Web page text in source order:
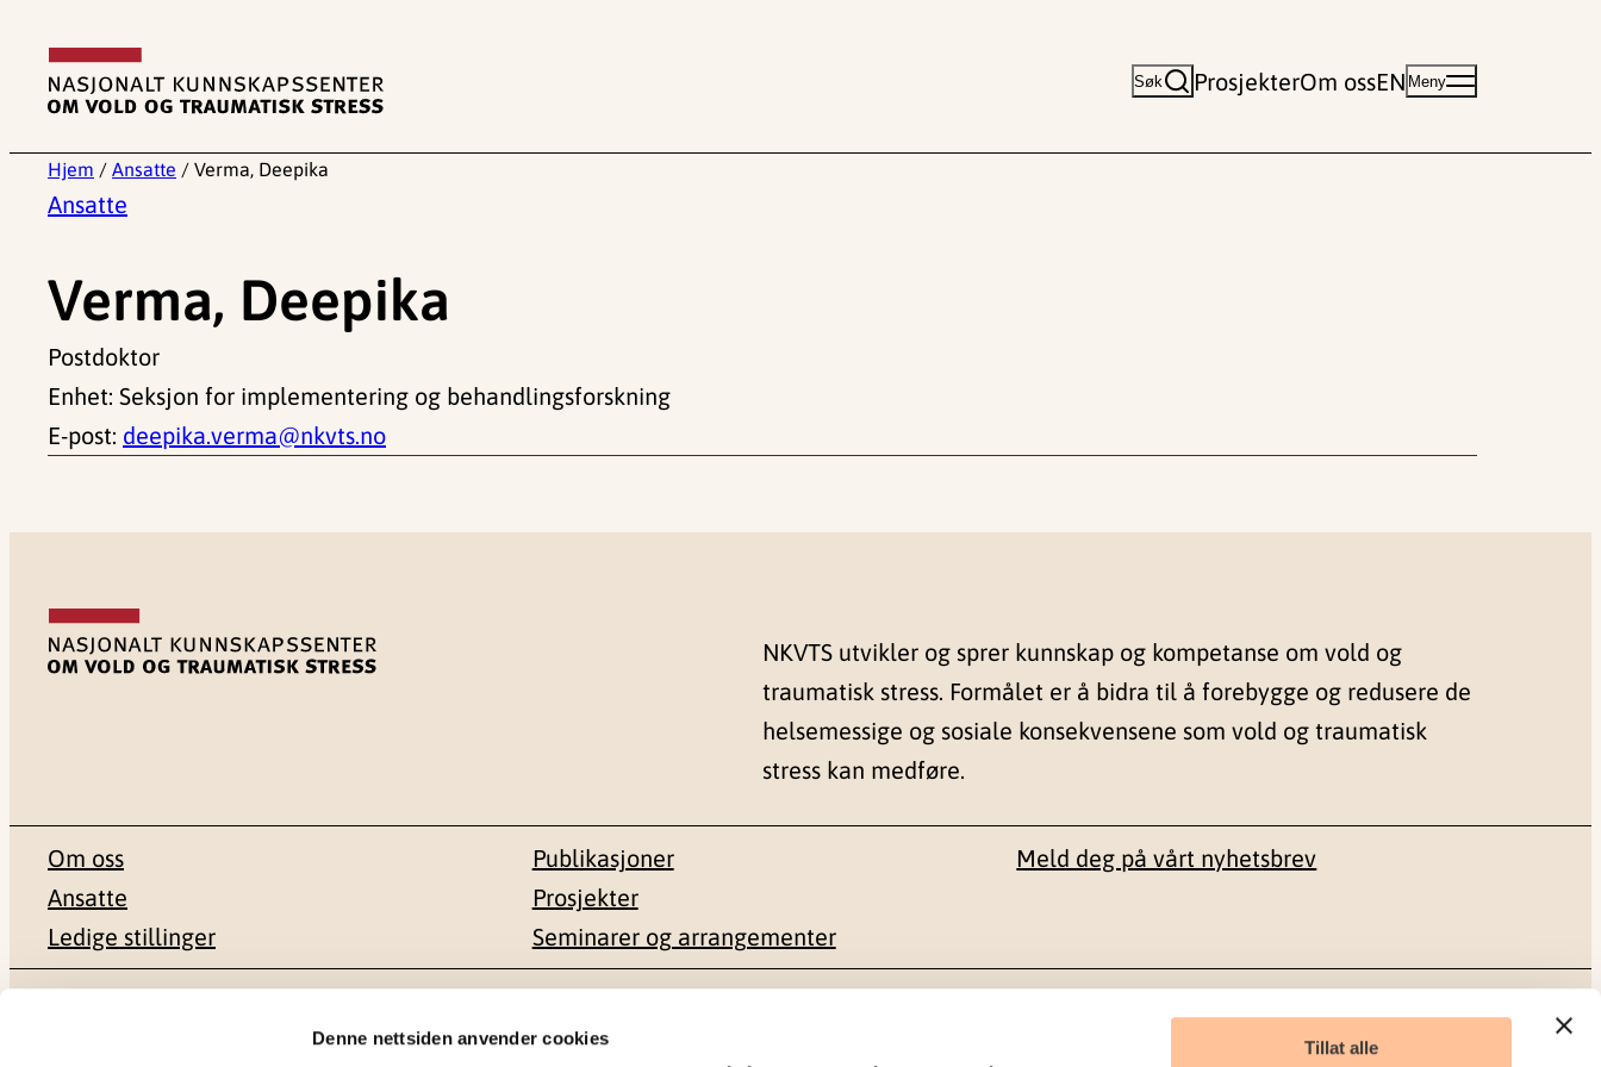
Denne nettsiden anvender cookies
Tillat alle
innhold
Søk ProsjekterOm ossEN Meny
Hjem / Ansatte / Verma, Deepika
Ansatte
Verma, Deepika
Postdoktor
Enhet: Seksjon for implementering og behandlingsforskning
E-post: deepika.verma@nkvts.no
NKVTS utvikler og sprer kunnskap og kompetanse om vold og
traumatisk stress. Formålet er å bidra til å forebygge og redusere de
helsemessige og sosiale konsekvensene som vold og traumatisk
stress kan medføre.
Om oss
Ansatte
Ledige stillinger
Publikasjoner
Prosjekter
Seminarer og arrangementer
Meld deg på vårt nyhetsbrev
Besøksadresse Sosiale medier